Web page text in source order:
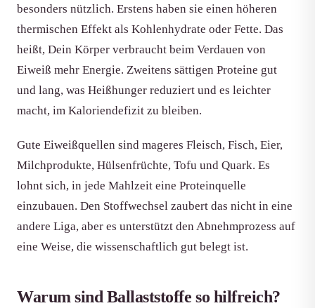
besonders nützlich. Erstens haben sie einen höheren
thermischen Effekt als Kohlenhydrate oder Fette. Das
heißt, Dein Körper verbraucht beim Verdauen von
Eiweiß mehr Energie. Zweitens sättigen Proteine gut
und lang, was Heißhunger reduziert und es leichter
macht, im Kaloriendefizit zu bleiben.
Gute Eiweißquellen sind mageres Fleisch, Fisch, Eier,
Milchprodukte, Hülsenfrüchte, Tofu und Quark. Es
lohnt sich, in jede Mahlzeit eine Proteinquelle
einzubauen. Den Stoffwechsel zaubert das nicht in eine
andere Liga, aber es unterstützt den Abnehmprozess auf
eine Weise, die wissenschaftlich gut belegt ist.
Warum sind Ballaststoffe so hilfreich?